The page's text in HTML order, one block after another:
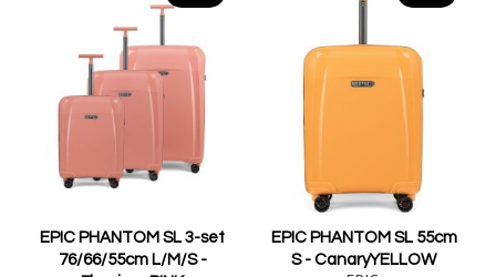
EPIC PHANTOM SL 3-set
76/66/55cm L/M/S -
EPIC PHANTOM SL 55cm
S - CanaryYELLOW